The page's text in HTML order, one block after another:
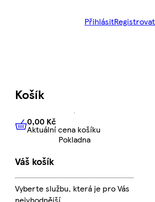
PřihlásitRegistrovat
Košík
0,00 KčAktuální cena košíku
0,00 Kč
Aktuální cena košíku
Pokladna
Váš košík
Vyberte službu, která je pro Vás
nejvhodnější